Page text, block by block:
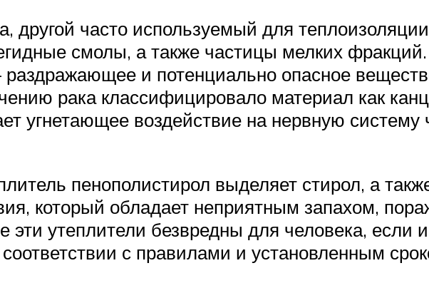
другой часто используемый для
смолы, а также частицы мелких
и потенциально опасное
рака классифицировало материал как
угнетающее воздействие на нервную
пенополистирол выделяет стирол, а
который обладает неприятным запахом,
эти утеплители безвредны для человека,
с правилами и установленным